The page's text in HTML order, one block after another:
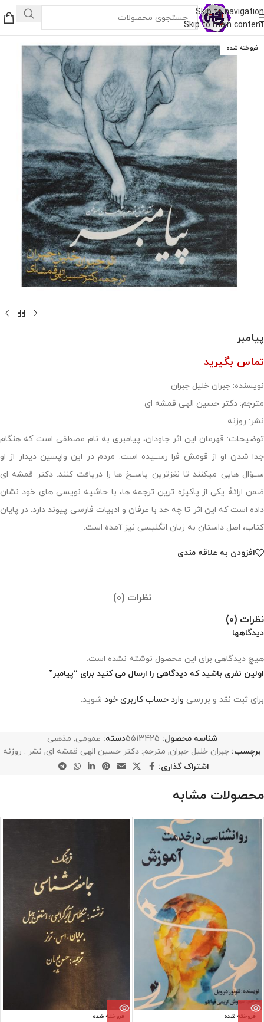
Skip to navigation
Skip to main content
فروخته شده
پیامبر
تماس بگیرید
نویسنده: جبران خلیل جبران
مترجم: دکتر حسین الهی قمشه ای
نشر: روزنه
توضیحات: قهرمان این اثر جاودان، پیامبری به نام مصطفی است که هنگام
جدا شدن او از قومش فرا رســیده است. مردم در این واپسین دیدار از او
ســؤال هایی میکنند تا نغزترین پاســخ ها را دریافت کنند. دکتر قمشه ای
ضمن ارائۀ یکی از پاکیزه ترین ترجمه ها، با حاشیه نویسی های خود نشان
داده است که این اثر تا چه حد با عرفان و ادبیات فارسی پیوند دارد. در پایان
کتاب، اصل داستان به زبان انگلیسی نیز آمده است.
افزودن به علاقه مندی
نظرات (0)
نظرات (0)
دیدگاهها
هیچ دیدگاهی برای این محصول نوشته نشده است.
اولین نفری باشید که دیدگاهی را ارسال می کنید برای “پیامبر”
برای ثبت نقد و بررسی وارد حساب کاربری خود شوید.
شناسه محصول: 5513425دسته: عمومی, مذهبی
برچسب: جبران خلیل جبران, مترجم: دکتر حسین الهی قمشه ای, نشر : روزنه
اشتراک گذاری:
محصولات مشابه
فروخته شده فروخته شده